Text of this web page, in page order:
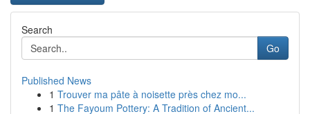
Search
Go
Published News
1 Trouver ma pâte à noisette près chez mo...
1 The Fayoum Pottery: A Tradition of Ancient...